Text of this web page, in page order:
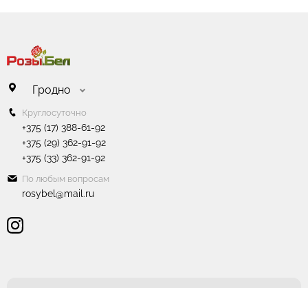
Гродно
Круглосуточно
+375 (17) 388-61-92
+375 (29) 362-91-92
+375 (33) 362-91-92
По любым вопросам
rosybel@mail.ru